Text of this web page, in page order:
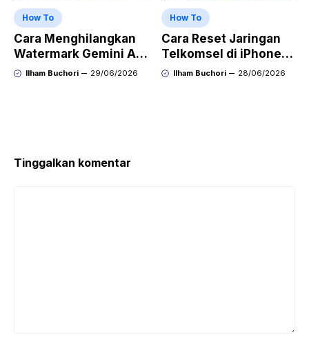
How To
Cara Menghilangkan
Watermark Gemini AI
dengan Mudah Hasil
Ilham Buchori 29/06/2026
How To
Cara Reset Jaringan
Telkomsel di iPhone
agar Koneksi Stabil
Ilham Buchori 28/06/2026
Tinggalkan komentar